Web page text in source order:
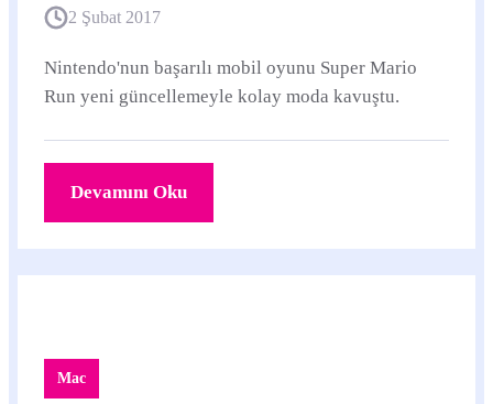
2 Şubat 2017
Nintendo'nun başarılı mobil oyunu Super Mario
Run yeni güncellemeyle kolay moda kavuştu.
Devamını Oku
Mac